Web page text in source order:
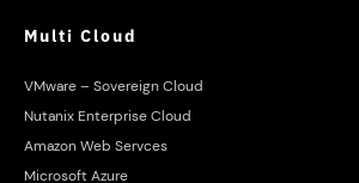
Multi Cloud
VMware – Sovereign Cloud
Nutanix Enterprise Cloud
Amazon Web Servces
Microsoft Azure